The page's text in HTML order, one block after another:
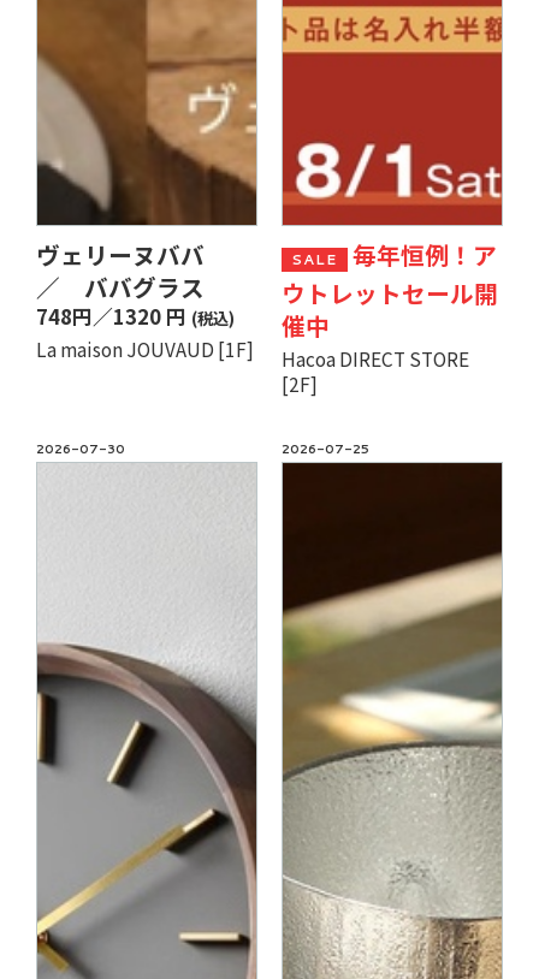
ヴェリーヌババ
／ ババグラス
748円／1320 円 (税込)
La maison JOUVAUD [1F]
SALE
毎年恒例！ア
ウトレットセール開
催中
Hacoa DIRECT STORE
[2F]
2026-07-30 2026-07-25